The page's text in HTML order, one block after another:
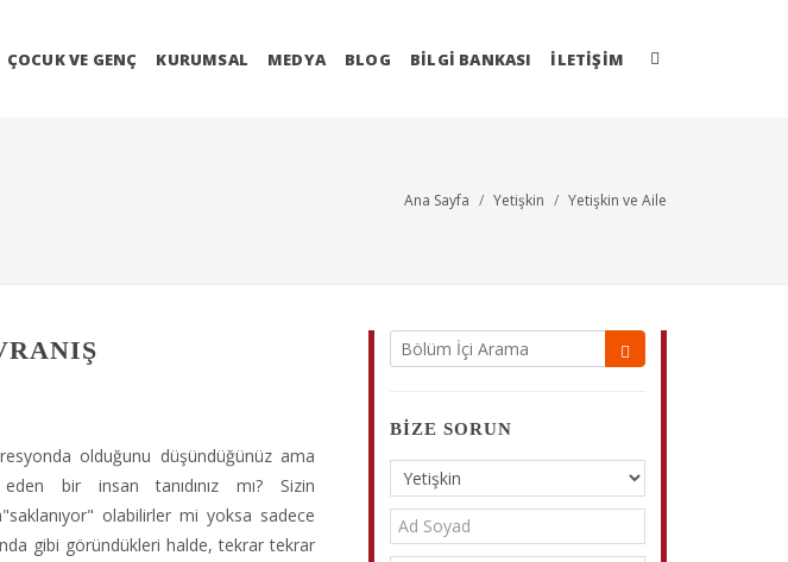
ÇOCUK VE GENÇ KURUMSAL MEDYA BLOG BİLGİ BANKASI İLETIŞIM
Ana Sayfa Yetişkin Yetişkin ve Aile
olduğunu düşündüğünüz ama
bir insan tanıdınız mı? Sizin
olabilirler mi yoksa sadece
gibi göründükleri halde, tekrar tekrar
BIZE SORUN